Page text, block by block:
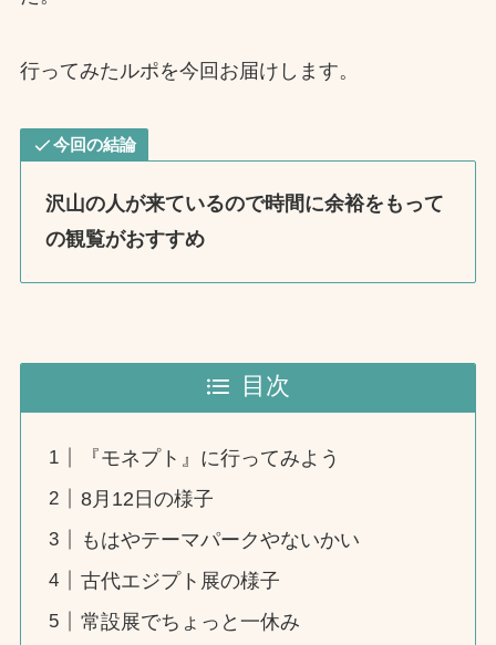
行ってみたルポを今回お届けします。
今回の結論
沢山の人が来ているので時間に余裕をもって
の観覧がおすすめ
目次
『モネプト』に行ってみよう
8月12日の様子
もはやテーマパークやないかい
古代エジプト展の様子
常設展でちょっと一休み